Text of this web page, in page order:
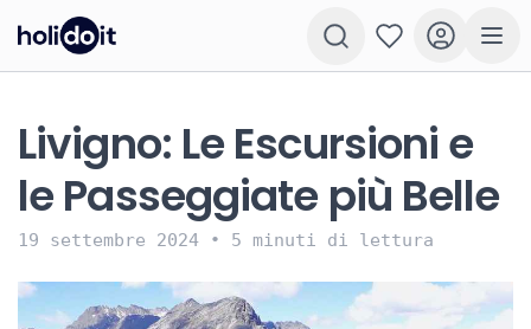
Livigno: Le Escursioni e
le Passeggiate più Belle
19 settembre 2024 • 5 minuti di lettura